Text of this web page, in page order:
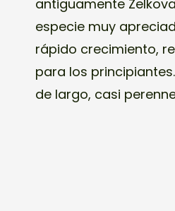
antiguamente
especie muy
rápido crecimiento,
para los
de largo, casi
nuevo en la
durante todo el año,
otoño,